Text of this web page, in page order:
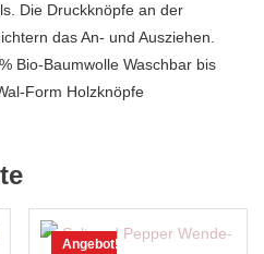
Die Druckknöpfe an der
das An- und Ausziehen.
Bio-Baumwolle Waschbar bis
Form Holzknöpfe
Angebot!